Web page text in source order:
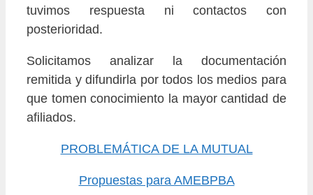
tuvimos respuesta ni contactos con
posterioridad.
Solicitamos analizar la documentación
remitida y difundirla por todos los medios para
que tomen conocimiento la mayor cantidad de
afiliados.
PROBLEMÁTICA DE LA MUTUAL
Propuestas para AMEBPBA